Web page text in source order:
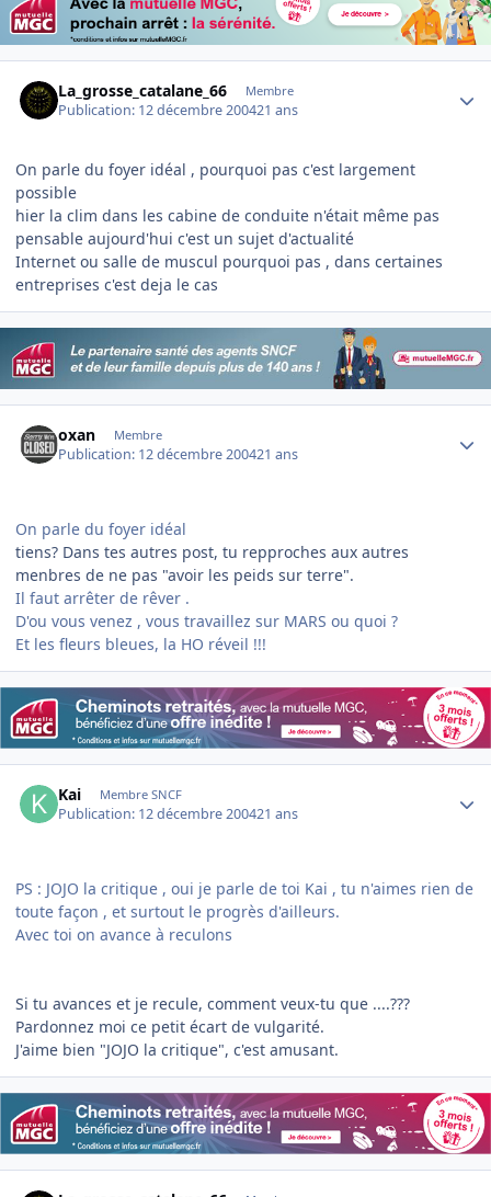
La_grosse_catalane_66 Membre
Publication: 12 décembre 200421 ans
On parle du foyer idéal , pourquoi pas c'est largement
possible
hier la clim dans les cabine de conduite n'était même pas
pensable aujourd'hui c'est un sujet d'actualité
Internet ou salle de muscul pourquoi pas , dans certaines
entreprises c'est deja le cas
oxan Membre
Publication: 12 décembre 200421 ans
On parle du foyer idéal
tiens? Dans tes autres post, tu repproches aux autres
menbres de ne pas "avoir les peids sur terre".
Il faut arrêter de rêver .
D'ou vous venez , vous travaillez sur MARS ou quoi ?
Et les fleurs bleues, la HO réveil !!!
Kai Membre SNCF
Publication: 12 décembre 200421 ans
PS : JOJO la critique , oui je parle de toi Kai , tu n'aimes rien de
toute façon , et surtout le progrès d'ailleurs.
Avec toi on avance à reculons
Si tu avances et je recule, comment veux-tu que ....???
Pardonnez moi ce petit écart de vulgarité.
J'aime bien "JOJO la critique", c'est amusant.